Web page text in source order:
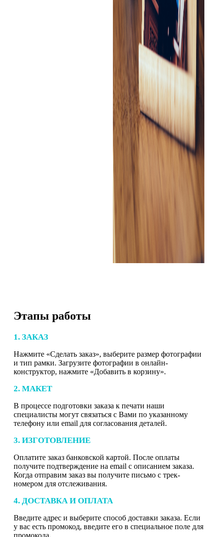
Этапы работы
1. ЗАКАЗ
Нажмите «Сделать заказ», выберите размер фотографии
и тип рамки. Загрузите фотографии в онлайн-
конструктор, нажмите «Добавить в корзину».
2. МАКЕТ
В процессе подготовки заказа к печати наши
специалисты могут связаться с Вами по указанному
телефону или email для согласования деталей.
3. ИЗГОТОВЛЕНИЕ
Оплатите заказ банковской картой. После оплаты
получите подтверждение на email с описанием заказа.
Когда отправим заказ вы получите письмо с трек-
номером для отслеживания.
4. ДОСТАВКА И ОПЛАТА
Введите адрес и выберите способ доставки заказа. Если
у вас есть промокод, введите его в специальное поле для
промокода.